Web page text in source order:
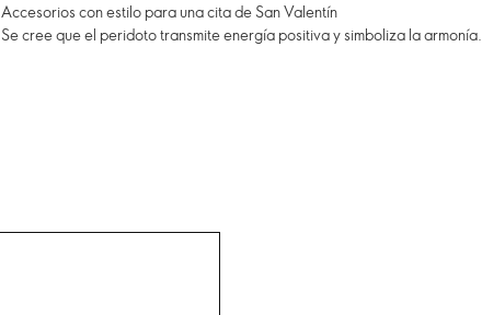
Accesorios con estilo para una cita de San Valentín
Se cree que el peridoto transmite energía positiva y simboliza la armonía.